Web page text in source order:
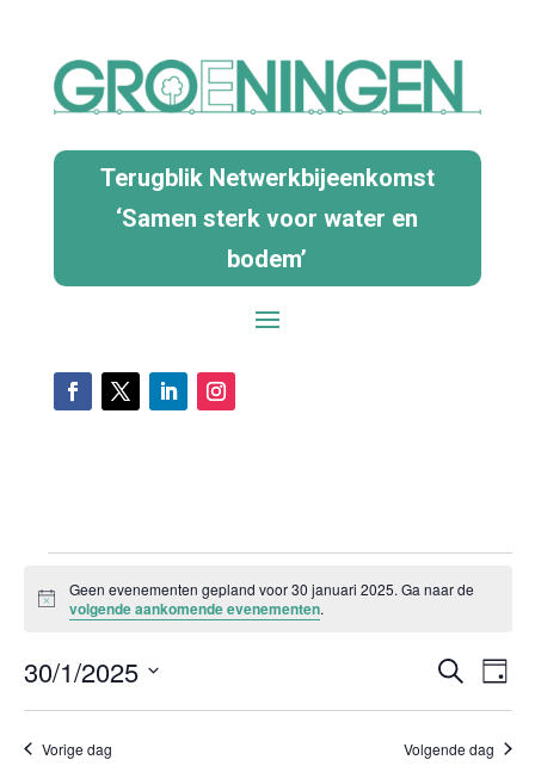
Terugblik Netwerkbijeenkomst
‘Samen sterk voor water en
bodem’
in
januari
2025
Bericht
Geen evenementen gepland voor 30 januari 2025. Ga naar de
volgende aankomende evenementen.
Zoeken
en
Zoeken
Dag
30/1/2025
Selecteer
eenVorige dag Volgende dag